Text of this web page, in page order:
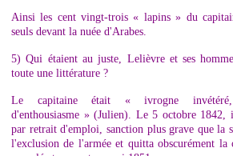
Ainsi les cent vingt-trois « lapins » du
seuls devant la nuée d'Arabes.
5) Qui étaient au juste, Lelièvre et ses
toute une littérature ?
Le capitaine était « ivrogne invétéré,
d'enthousiasme » (Julien). Le 5 octobre
par retrait d'emploi, sanction plus grave que la
l'exclusion de l'armée et quitta obscurément